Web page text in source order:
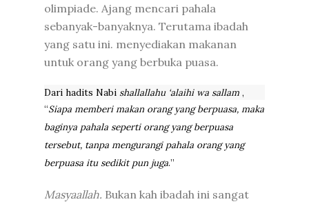
olimpiade. Ajang mencari pahala
sebanyak-banyaknya. Terutama ibadah
yang satu ini. menyediakan makanan
untuk orang yang berbuka puasa.
Dari hadits Nabi shallallahu ‘alaihi wa sallam ,
“Siapa memberi makan orang yang berpuasa, maka
baginya pahala seperti orang yang berpuasa
tersebut, tanpa mengurangi pahala orang yang
berpuasa itu sedikit pun juga.”
Masyaallah. Bukan kah ibadah ini sangat